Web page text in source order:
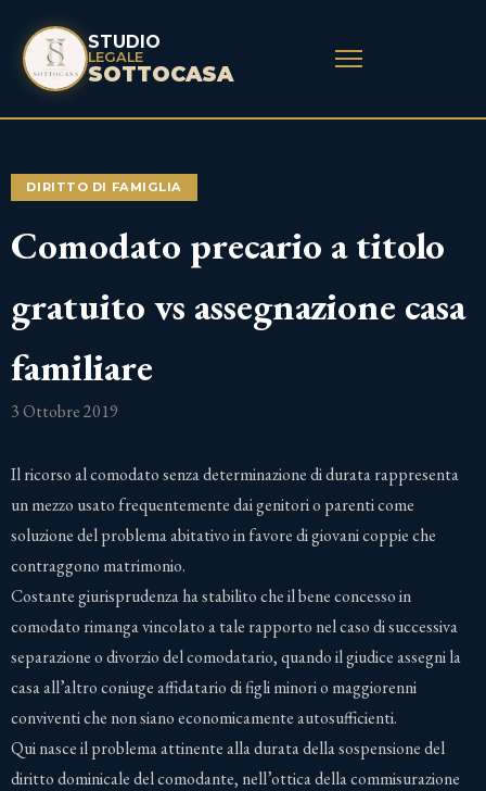
STUDIO
LEGALE
SOTTOCASA
DIRITTO DI FAMIGLIA
Comodato precario a titolo
gratuito vs assegnazione casa
familiare
3 Ottobre 2019
Il ricorso al comodato senza determinazione di durata rappresenta
un mezzo usato frequentemente dai genitori o parenti come
soluzione del problema abitativo in favore di giovani coppie che
contraggono matrimonio.
Costante giurisprudenza ha stabilito che il bene concesso in
comodato rimanga vincolato a tale rapporto nel caso di successiva
separazione o divorzio del comodatario, quando il giudice assegni la
casa all’altro coniuge affidatario di figli minori o maggiorenni
conviventi che non siano economicamente autosufficienti.
Qui nasce il problema attinente alla durata della sospensione del
diritto dominicale del comodante, nell’ottica della commisurazione